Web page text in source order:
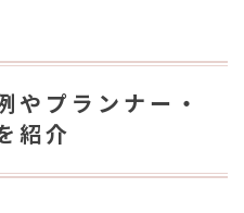
やプランナー・
紹介